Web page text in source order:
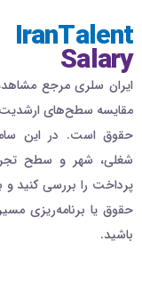
IranTalent
Salary
ایران سلری مرجع
مقایسه سطح‌های
حقوق است. در این
شغلی، شهر و سطح
پرداخت را بررسی کنید
حقوق یا برنامه‌ریزی
باشید.